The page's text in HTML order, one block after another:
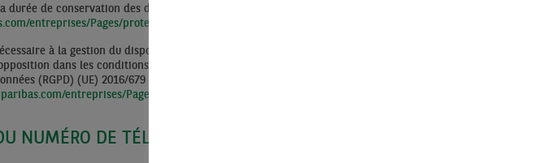
de conservation des données, sur la Notice Protection des données présente sur le site
entreprises/Pages/protection-des-donnees
à la gestion du dispositif d’épargne salariale et de retraite collective de l’Entreprise et
dans les conditions et limites prévues par la loi N°78-17 du 6 janvier 1978 modifiée
(RGPD) (UE) 2016/679 du Parlement européen et du Conseil du 27 avril 2016, s’effectue
entreprises/Pages/Contact.aspx
NUMÉRO DE TÉLÉPHONE PORTABLE OU FIXE DU